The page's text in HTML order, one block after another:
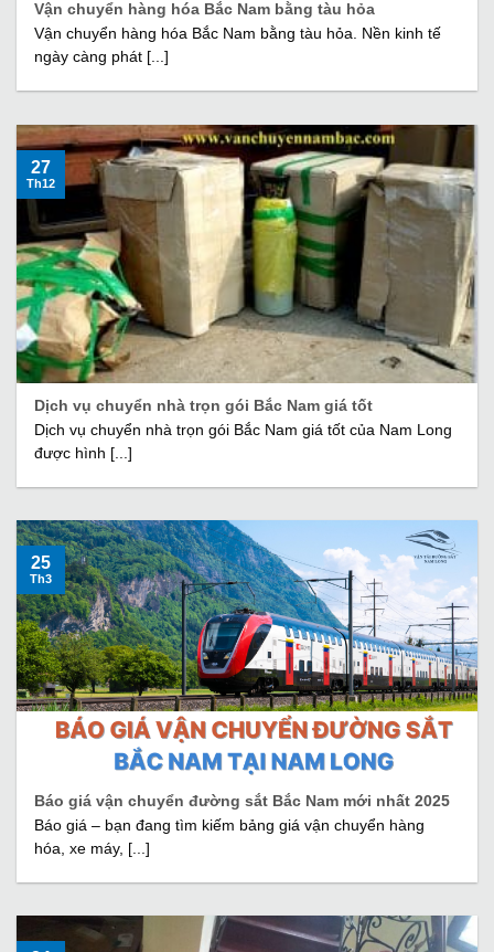
Vận chuyển hàng hóa Bắc Nam bằng tàu hỏa
Vận chuyển hàng hóa Bắc Nam bằng tàu hỏa. Nền kinh tế
ngày càng phát [...]
Dịch vụ chuyển nhà trọn gói Bắc Nam giá tốt
Dịch vụ chuyển nhà trọn gói Bắc Nam giá tốt của Nam Long
được hình [...]
27
Th12
Báo giá vận chuyển đường sắt Bắc Nam mới nhất 2025
Báo giá – bạn đang tìm kiếm bảng giá vận chuyển hàng
hóa, xe máy, [...]
25
Th3